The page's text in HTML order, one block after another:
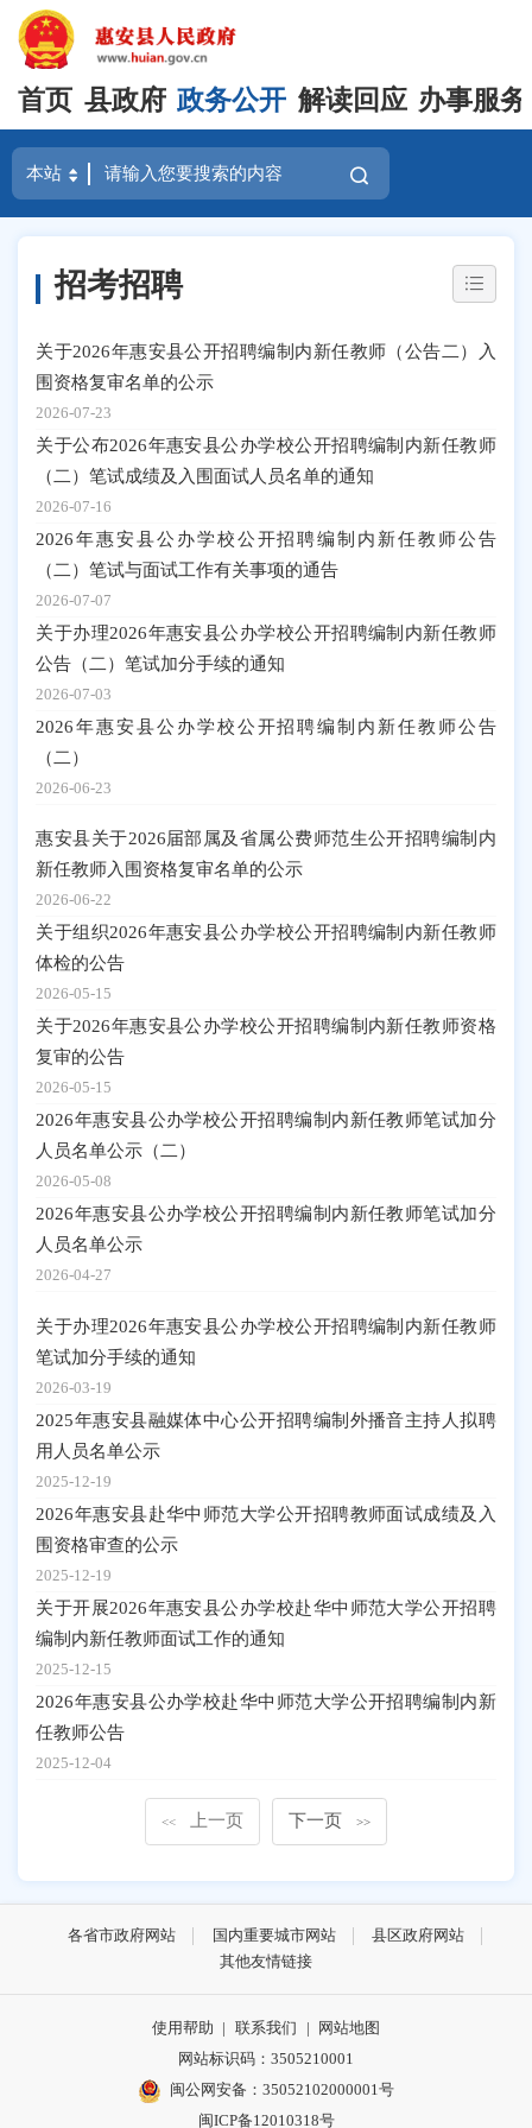
首页 县政府 政务公开 解读回应 办事服务
招考招聘
关于2026年惠安县公开招聘编制内新任教师（公告二）入
围资格复审名单的公示
2026-07-23
关于公布2026年惠安县公办学校公开招聘编制内新任教师
（二）笔试成绩及入围面试人员名单的通知
2026-07-16
2026年惠安县公办学校公开招聘编制内新任教师公告
（二）笔试与面试工作有关事项的通告
2026-07-07
关于办理2026年惠安县公办学校公开招聘编制内新任教师
公告（二）笔试加分手续的通知
2026-07-03
2026年惠安县公办学校公开招聘编制内新任教师公告
（二）
2026-06-23
惠安县关于2026届部属及省属公费师范生公开招聘编制内
新任教师入围资格复审名单的公示
2026-06-22
关于组织2026年惠安县公办学校公开招聘编制内新任教师
体检的公告
2026-05-15
关于2026年惠安县公办学校公开招聘编制内新任教师资格
复审的公告
2026-05-15
2026年惠安县公办学校公开招聘编制内新任教师笔试加分
人员名单公示（二）
2026-05-08
2026年惠安县公办学校公开招聘编制内新任教师笔试加分
人员名单公示
2026-04-27
关于办理2026年惠安县公办学校公开招聘编制内新任教师
笔试加分手续的通知
2026-03-19
2025年惠安县融媒体中心公开招聘编制外播音主持人拟聘
用人员名单公示
2025-12-19
2026年惠安县赴华中师范大学公开招聘教师面试成绩及入
围资格审查的公示
2025-12-19
关于开展2026年惠安县公办学校赴华中师范大学公开招聘
编制内新任教师面试工作的通知
2025-12-15
2026年惠安县公办学校赴华中师范大学公开招聘编制内新
任教师公告
2025-12-04
<< 上一页 下一页 >>
各省市政府网站 国内重要城市网站
县区政府网站
其他友情链接
使用帮助 | 联系我们 | 网站地图
网站标识码：3505210001
闽公网安备：35052102000001号
闽ICP备12010318号